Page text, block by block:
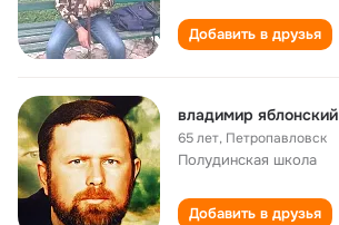
Добавить в друзья
владимир яблонский
65 лет, Петропавловск
Полудинская школа
Добавить в друзья